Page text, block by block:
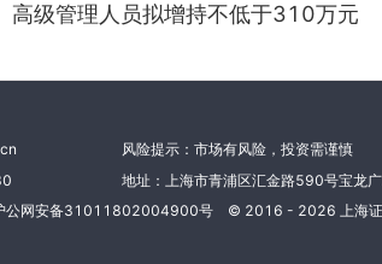
高级管理人员拟增持不低于310万元
风险提示：市场有风险，投资需谨慎
地址：上海市青浦区汇金路590号宝龙
公网安备31011802004900号 © 2016 - 2026 上海证